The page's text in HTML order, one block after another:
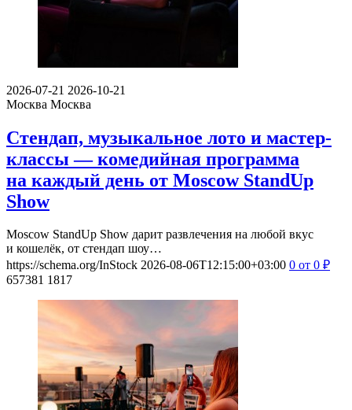
2026-07-21 2026-10-21
Москва Москва
Стендап, музыкальное лото и мастер-
классы — комедийная программа
на каждый день от Moscow StandUp
Show
Moscow StandUp Show дарит развлечения на любой вкус
и кошелёк, от стендап шоу…
https://schema.org/InStock 2026-08-06T12:15:00+03:00 0 от 0 ₽
657381 1817